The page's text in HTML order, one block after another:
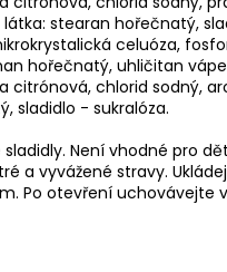
látka: stearan hořečnatý,
celuóza,
hořečnatý, uhličitan
citrónová, chlorid sodný,
sladidlo - sukralóza.
Není vhodné pro
a vyvážené stravy.
Po otevření uchovávejte